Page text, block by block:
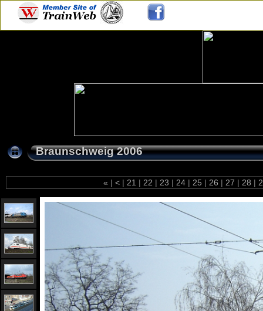
Braunschweig 2006
« | < | 21 | 22 | 23 | 24 | 25 | 26 | 27 | 28 |